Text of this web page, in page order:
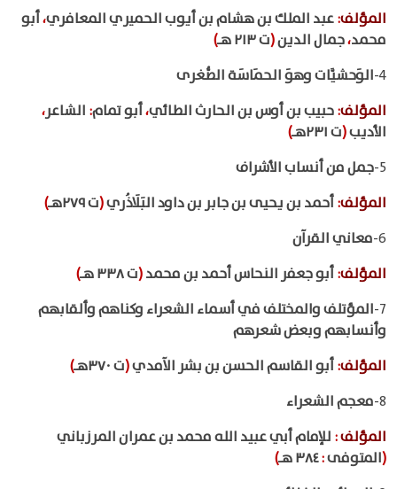
المؤلف:عبد الملك بن هشام بن أيوب الحميري المعافري،أبو
محمد،جمال الدين(ت ٢١٣ هـ
)
4- الوَحشيَّات وهوَ الحمَاسَة الصُّغرى
المؤلف:حبيب بن أوس بن الحارث الطائي،أبو تمام: الشاعر،
الأديب(ت ٢٣١هـ
)
5- جمل من أنساب الأشراف
المؤلف:أحمد بن يحيى بن جابر بن داود البَلَاذُري(ت ٢٧٩هـ
)
6- معاني القرآن
المؤلف:أبو جعفر النحاس أحمد بن محمد(ت ٣٣٨ هـ
)
7- المؤتلف والمختلف في أسماء الشعراء وكناهم وألقابهم
وأنسابهم وبعض شعرهم
المؤلف:أبو القاسم الحسن بن بشر الآمدي(ت ٣٧٠هـ
)
8- معجم الشعراء
المؤلف: للإمام أبي عبيد الله محمد بن عمران المرزباني
(المتوفى:٣٨٤ هـ
)